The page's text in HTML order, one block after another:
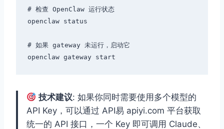
# 检查 OpenClaw 运行状态
openclaw status
# 如果 gateway 未运行，启动它
技术建议: 如果你同时需要使用多个模型的
API Key，可以通过 API易 apiyi.com 平台获取
统一的 API 接口，一个 Key 即可调用 Claude、